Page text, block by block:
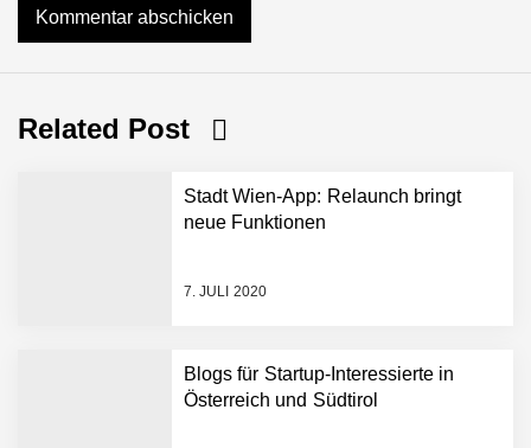
Related Post
Stadt Wien-App: Relaunch bringt
neue Funktionen
7. JULI 2020
Blogs für Startup-Interessierte in
Österreich und Südtirol
Tabuthema Schwitzen?
Dieses Salzburger Startup
hat die Lösung!
Fabian Rauch von Crqlar
Crqlar: Wie ein
österreichisches Startup die